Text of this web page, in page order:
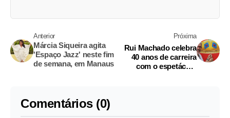
Anterior
Márcia Siqueira agita
'Espaço Jazz' neste fim
de semana, em Manaus
Próxima
Rui Machado celebra
40 anos de carreira
com o espetáculo
Comentários (0)